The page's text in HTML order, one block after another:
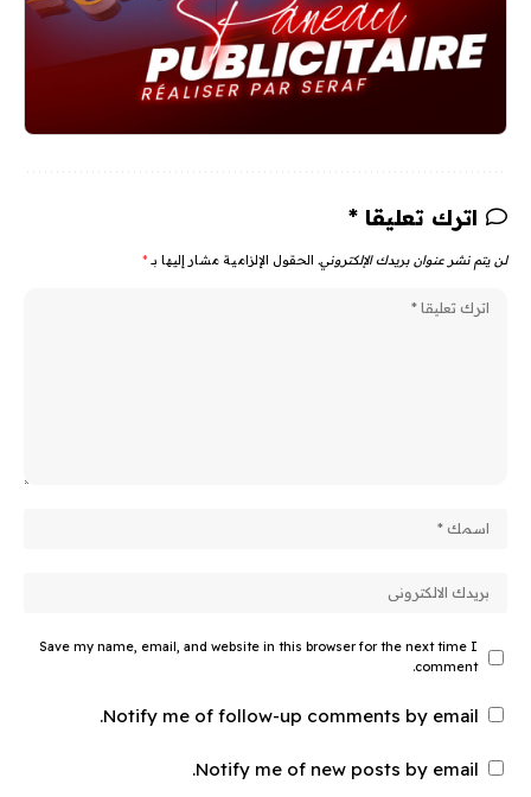
اترك تعليقا *
لن يتم نشر عنوان بريدك الإلكتروني. الحقول الإلزامية مشار إليها بـ *
Save my name, email, and website in this browser for the next time I
comment.
Notify me of follow-up comments by email.
Notify me of new posts by email.